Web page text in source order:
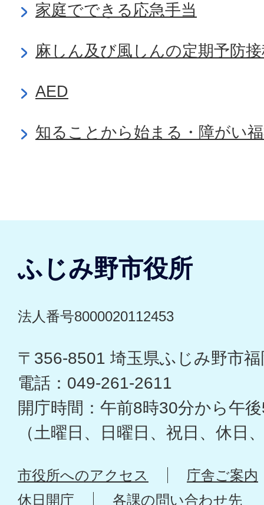
家庭でできる応急手当
麻しん及び風しんの定期予防
AED
知ることから始まる・障がい
ふじみ野市役所
法人番号8000020112453
〒356-8501 埼玉県ふじみ野市
電話：049-261-2611
開庁時間：午前8時30分から午
（土曜日、日曜日、祝日、休日
市役所へのアクセス
庁舎ご案内
休日開庁
各課の問い合わせ先